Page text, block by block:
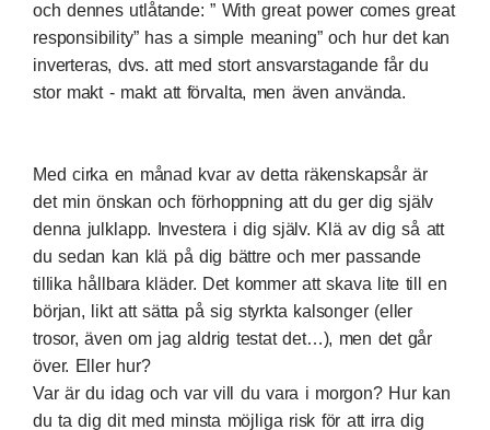
och dennes utlåtande: ” With great power comes great
responsibility” has a simple meaning” och hur det kan
inverteras, dvs. att med stort ansvarstagande får du
stor makt - makt att förvalta, men även använda.
Med cirka en månad kvar av detta räkenskapsår är
det min önskan och förhoppning att du ger dig själv
denna julklapp. Investera i dig själv. Klä av dig så att
du sedan kan klä på dig bättre och mer passande
tillika hållbara kläder. Det kommer att skava lite till en
början, likt att sätta på sig styrkta kalsonger (eller
trosor, även om jag aldrig testat det…), men det går
över. Eller hur?
Var är du idag och var vill du vara i morgon? Hur kan
du ta dig dit med minsta möjliga risk för att irra dig